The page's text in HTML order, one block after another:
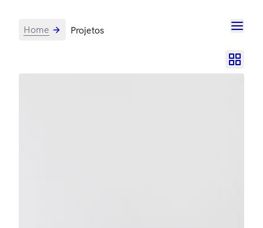
Home Projetos